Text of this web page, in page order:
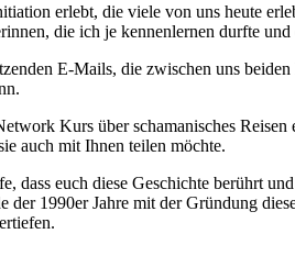
erlebt, die viele von uns heute
die ich je kennenlernen durfte
E-Mails, die zwischen uns
Kurs über schamanisches
auch mit Ihnen teilen möchte.
dass euch diese Geschichte berührt
der 1990er Jahre mit der Gründung